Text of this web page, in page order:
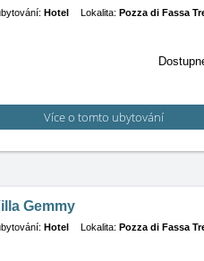
Hotel Lokalita: Pozza di Fassa
Více o tomto ubytování
Gemmy
Hotel Lokalita: Pozza di Fassa